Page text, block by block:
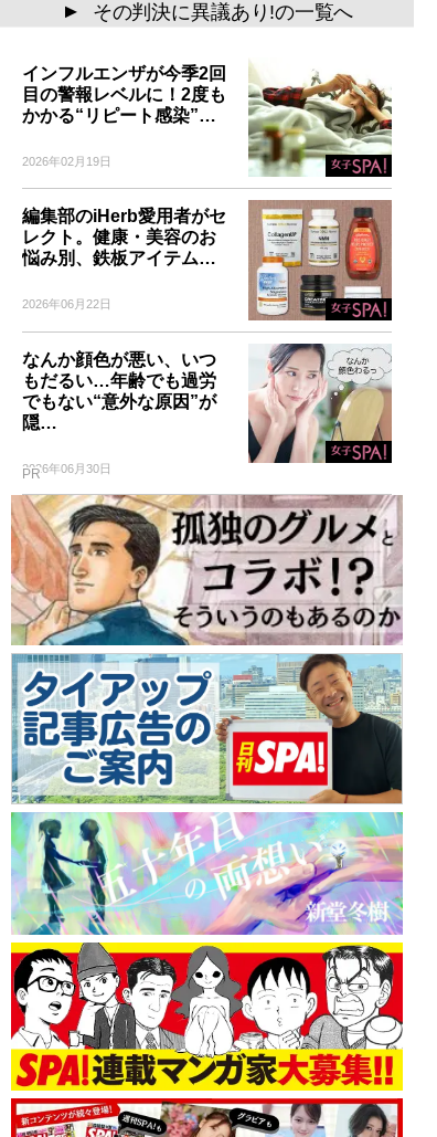
▲ その判決に異議あり!の一覧へ
インフルエンザが今季2回
目の警報レベルに！2度も
かかる“リピート感染”…
2026年02月19日
編集部のiHerb愛用者がセ
レクト。健康・美容のお
悩み別、鉄板アイテム…
2026年06月22日
なんか顔色が悪い、いつ
もだるい…年齢でも過労
でもない“意外な原因”が
隠…
2026年06月30日
PR